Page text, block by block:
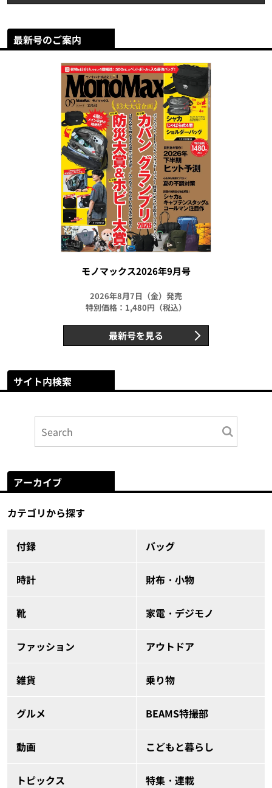
最新号のご案内
モノマックス2026年9月号
2026年8月7日（金）発売
特別価格：1,480円（税込）
最新号を見る
サイト内検索
アーカイブ
カテゴリから探す
付録 バッグ
時計 財布・小物
靴 家電・デジモノ
ファッション アウトドア
雑貨 乗り物
グルメ BEAMS特撮部
動画 こどもと暮らし
トピックス 特集・連載